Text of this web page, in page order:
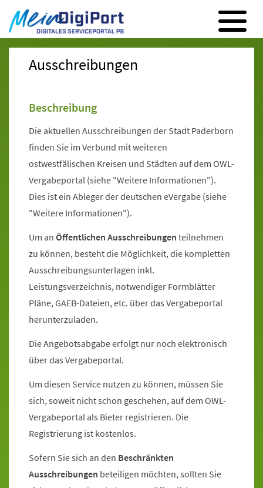
Digitales Serviceportal Paderborn
Zur Hauptnavigation
Zum Inhalt
Zum Footer
Ausschreibungen
Beschreibung
Die aktuellen Ausschreibungen der Stadt Paderborn
finden Sie im Verbund mit weiteren
ostwestfälischen Kreisen und Städten auf dem OWL-
Vergabeportal (siehe "Weitere Informationen").
Dies ist ein Ableger der deutschen eVergabe (siehe
"Weitere Informationen").
Um an Öffentlichen Ausschreibungen teilnehmen
zu können, besteht die Möglichkeit, die kompletten
Ausschreibungsunterlagen inkl.
Leistungsverzeichnis, notwendiger Formblätter
Pläne, GAEB-Dateien, etc. über das Vergabeportal
herunterzuladen.
Die Angebotsabgabe erfolgt nur noch elektronisch
über das Vergabeportal.
Um diesen Service nutzen zu können, müssen Sie
sich, soweit nicht schon geschehen, auf dem OWL-
Vergabeportal als Bieter registrieren. Die
Registrierung ist kostenlos.
Sofern Sie sich an den Beschränkten
Ausschreibungen beteiligen möchten, sollten Sie